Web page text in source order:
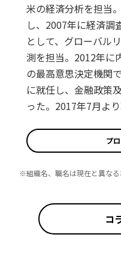
米の経済分析を担当
し、2007年に経済調
として、グローバル
測を担当。2012年に
の最高意思決定機関
に就任し、金融政策
った。2017年7月より
プ
※組織名、職名は現在と異なる
コ